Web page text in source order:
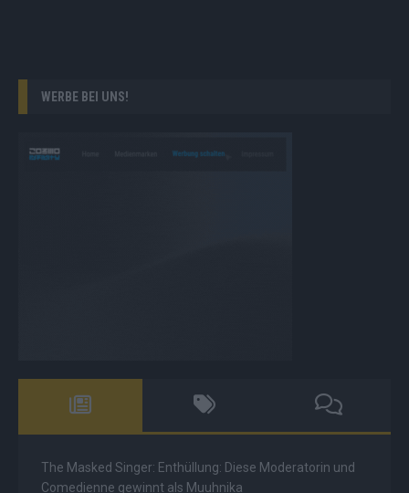
WERBE BEI UNS!
The Masked Singer: Enthüllung: Diese Moderatorin und
Comedienne gewinnt als Muuhnika